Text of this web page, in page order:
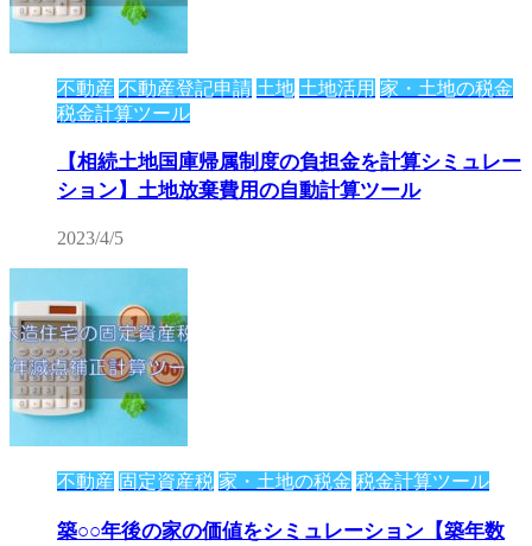
不動産 不動産登記申請 土地 土地活用 家・土地の税金
税金計算ツール
【相続土地国庫帰属制度の負担金を計算シミュレー
ション】土地放棄費用の自動計算ツール
2023/4/5
不動産 固定資産税 家・土地の税金 税金計算ツール
築○○年後の家の価値をシミュレーション【築年数